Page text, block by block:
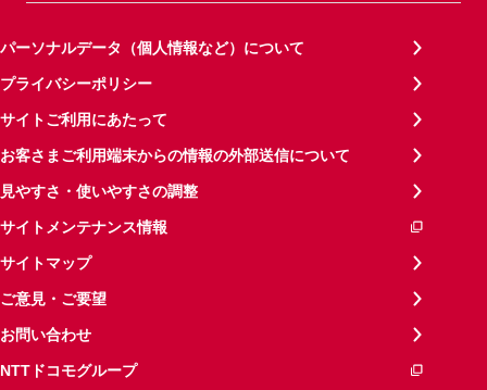
パーソナルデータ（個人情報など）について
プライバシーポリシー
サイトご利用にあたって
お客さまご利用端末からの情報の外部送信について
見やすさ・使いやすさの調整
サイトメンテナンス情報
サイトマップ
ご意見・ご要望
お問い合わせ
NTTドコモグループ